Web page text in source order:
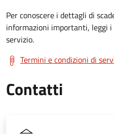
Per conoscere i dettagli di
informazioni importanti, leggi
servizio.
Termini e condizioni di
Contatti